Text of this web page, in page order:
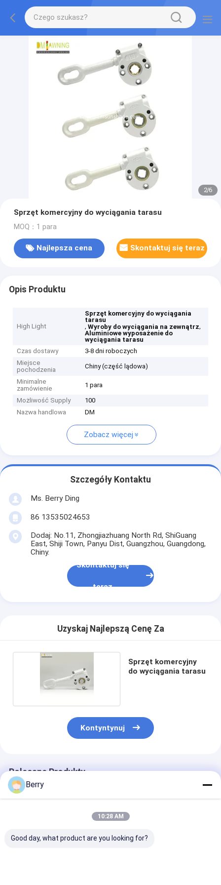
2/6
Sprzęt komercyjny do wyciągania tarasu
MOQ：1 para
Najlepsza cena Skontaktuj się teraz
Opis Produktu
High Light
Sprzęt komercyjny do wyciągania
tarasu
,Wyroby do wyciągania na zewnątrz,
Aluminiowe wyposażenie do
wyciągania tarasu
Czas dostawy
3-8 dni roboczych
Miejsce
pochodzenia
Chiny (część lądowa)
Minimalne
zamówienie
1 para
Możliwość Supply
100
Nazwa handlowa
DM
Zobacz więcej
Szczegóły Kontaktu
Ms. Berry Ding
86 13535024653
Dodaj: No.11, Zhongjiazhuang North Rd, ShiGuang
East, Shiji Town, Panyu Dist, Guangzhou, Guangdong,
Chiny.
Skontaktuj się
teraz
Uzyskaj Najlepszą Cenę Za
Sprzęt komercyjny
do wyciągania tarasu
Kontyntynuj
Polecane Produkty
Berry
10:28 AM
Good day, what product are you looking for?